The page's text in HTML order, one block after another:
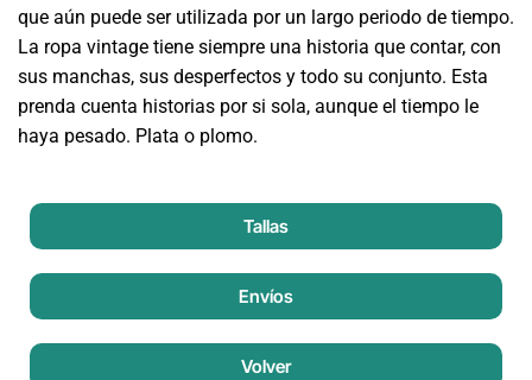
que aún puede ser utilizada por un largo periodo de tiempo.
La ropa vintage tiene siempre una historia que contar, con
sus manchas, sus desperfectos y todo su conjunto. Esta
prenda cuenta historias por si sola, aunque el tiempo le
haya pesado. Plata o plomo.
Tallas
Envíos
Volver